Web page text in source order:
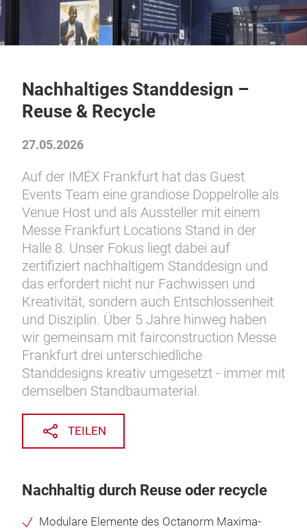
Nachhaltiges Standdesign –
Reuse & Recycle
27.05.2026
Auf der IMEX Frankfurt hat das Guest
Events Team eine grandiose Doppelrolle als
Venue Host und als Aussteller mit einem
Messe Frankfurt Locations Stand in der
Halle 8. Unser Fokus liegt dabei auf
zertifiziert nachhaltigem Standdesign und
das erfordert nicht nur Fachwissen und
Kreativität, sondern auch Entschlossenheit
und Disziplin. Über 5 Jahre hinweg haben
wir gemeinsam mit fairconstruction Messe
Frankfurt drei unterschiedliche
Standdesigns kreativ umgesetzt - immer mit
demselben Standbaumaterial.
TEILEN
Nachhaltig durch Reuse oder recycle
Modulare Elemente des Octanorm Maxima-